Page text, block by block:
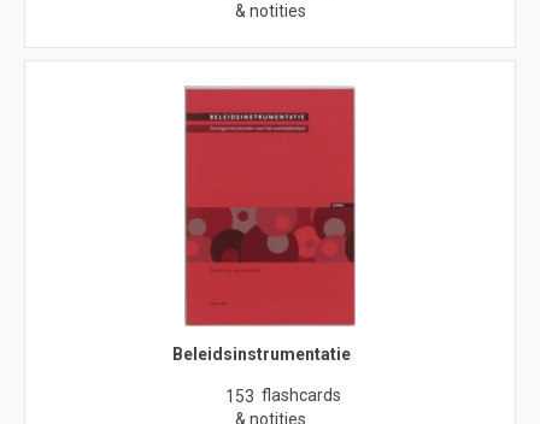
& notities
Beleidsinstrumentatie
153 flashcards
& notities